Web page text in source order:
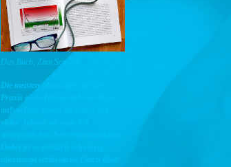
Das Buch, Zitat Seite 18:
Die meisten Menschen, die die
Praxis eines Humankybernetikers
aufsuchen, leiden oft schon seit
vielen Jahren an zum Teil